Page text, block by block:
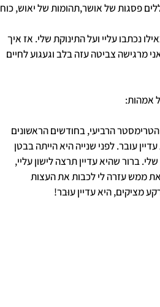
פסגות של אושר,תהומות של יאוש, כוח
נכתבו עליי ועל התינוקת שלי. אז איך
מרגישה צביטה עזה בלב וגעגוע לחיים
אמהות:
הרביעי, בחודשים הראשונים
עובר. לפני שנייה היא הייתה בבטן
ברור שהיא עדיין תרצה לישון עליי,
ממש עזרה לי לכבות את העצות
מציקים, היא עדיין עוּבר!